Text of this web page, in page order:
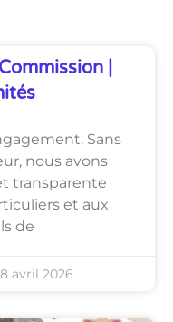
|
Sans
nous avons
transparente
et aux
de
avril 2026